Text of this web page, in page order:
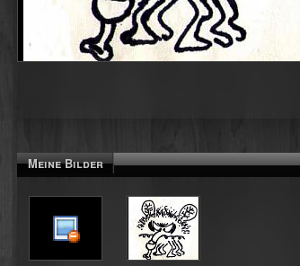
Meine Bilder